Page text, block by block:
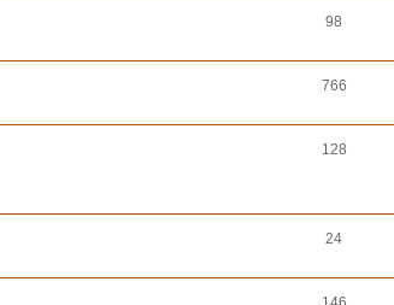
98
766
128
24